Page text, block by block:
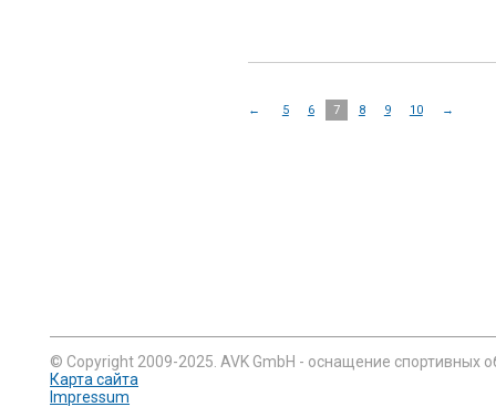
← 5 6 7 8 9 10 →
© Copyright 2009-2025. AVK GmbH - оснащение спортивных
Карта сайта
Impressum